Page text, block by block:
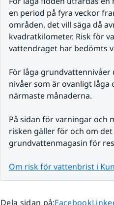
en period på fyra veckor
områden, det vill säga då
kvadratkilometer. Risk för
vattendraget har bedömts
För låga
nivåer som är ovanligt
närmaste månaderna.
På sidan för varningar och
risken gäller för och om
grundvattenmagasin för
Om risk för vattenbrist i
Dela sidan på:Dela sidan på
FacebookDela